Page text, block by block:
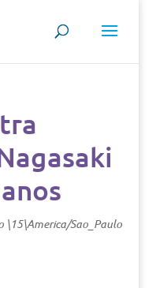
\15\America/Sao_Paulo